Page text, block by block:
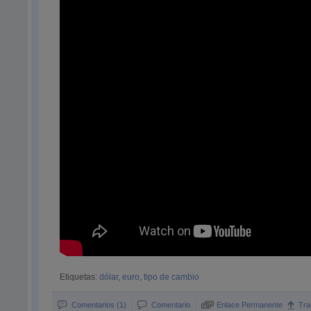
Etiquetas:dólar,euro,tipo de cambio
Comentarios (1) Comentario Enlace Permanente